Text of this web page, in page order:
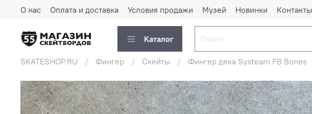
О нас Оплата и доставка Условия продажи Музей Новинки Контакты
Каталог
SKATESHOP.RU Фингер Скейты Фингер дека Systeam FB Bones